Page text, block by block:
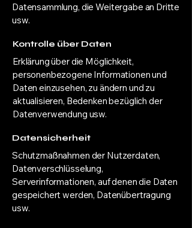
Datensammlung, die Weitergabe an Dritte
usw.
Kontrolle über Daten
Erklärung über die Möglichkeit,
personenbezogene Informationen und
Daten einzusehen, zu ändern und zu
aktualisieren, Bedenken bezüglich der
Datenverwendung usw.
Datensicherheit
Schutzmaßnahmen der Nutzerdaten,
Datenverschlüsselung,
Serverinformationen, auf denen die Daten
gespeichert werden, Datenübertragung
usw.